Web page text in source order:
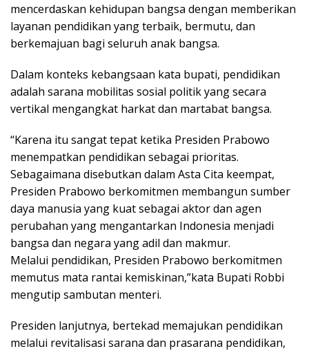
mencerdaskan kehidupan bangsa dengan memberikan
layanan pendidikan yang terbaik, bermutu, dan
berkemajuan bagi seluruh anak bangsa.
Dalam konteks kebangsaan kata bupati, pendidikan
adalah sarana mobilitas sosial politik yang secara
vertikal mengangkat harkat dan martabat bangsa.
“Karena itu sangat tepat ketika Presiden Prabowo
menempatkan pendidikan sebagai prioritas.
Sebagaimana disebutkan dalam Asta Cita keempat,
Presiden Prabowo berkomitmen membangun sumber
daya manusia yang kuat sebagai aktor dan agen
perubahan yang mengantarkan Indonesia menjadi
bangsa dan negara yang adil dan makmur.
Melalui pendidikan, Presiden Prabowo berkomitmen
memutus mata rantai kemiskinan,”kata Bupati Robbi
mengutip sambutan menteri.
Presiden lanjutnya, bertekad memajukan pendidikan
melalui revitalisasi sarana dan prasarana pendidikan,